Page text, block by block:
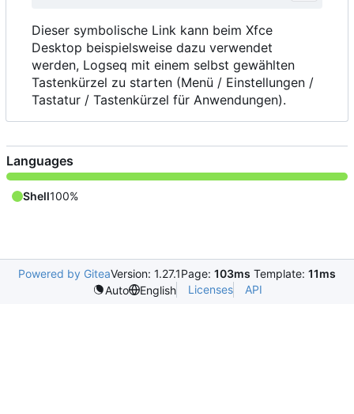
Dieser symbolische Link kann beim Xfce
Desktop beispielsweise dazu verwendet
werden, Logseq mit einem selbst gewählten
Tastenkürzel zu starten (Menü / Einstellungen /
Tastatur / Tastenkürzel für Anwendungen).
Languages
Shell100%
Powered by GiteaVersion: 1.27.1Page: 103ms Template: 11ms
Auto
English Licenses API